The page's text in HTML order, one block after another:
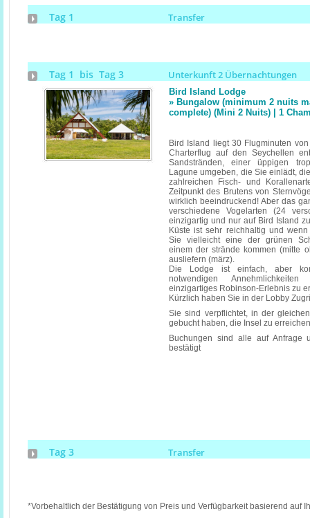
Tag 1 Transfer
Tag 1 bis Tag 3 Unterkunft 2 Übernachtungen
Bird Island Lodge
» Bungalow (minimum 2 nuits
complete) (Mini 2 Nuits) | 1
Bird Island liegt 30 Flugminuten
Charterflug auf den Seychellen
Sandstränden, einer üppigen
Lagune umgeben, die Sie einlädt,
zahlreichen Fisch- und
Zeitpunkt des Brutens von
wirklich beeindruckend! Aber das
verschiedene Vogelarten (24
einzigartig und nur auf Bird Island
Küste ist sehr reichhaltig und
Sie vielleicht eine der grünen
einem der strände kommen (mitte
ausliefern (märz).
Die Lodge ist einfach, aber
notwendigen
einzigartiges Robinson-Erlebnis zu
Kürzlich haben Sie in der Lobby
Sie sind verpflichtet, in der
gebucht haben, die Insel zu
Buchungen sind alle auf Anfrage
bestätigt
Tag 3 Transfer
*Vorbehaltlich der Bestätigung von Preis und Verfügbarkeit basierend auf